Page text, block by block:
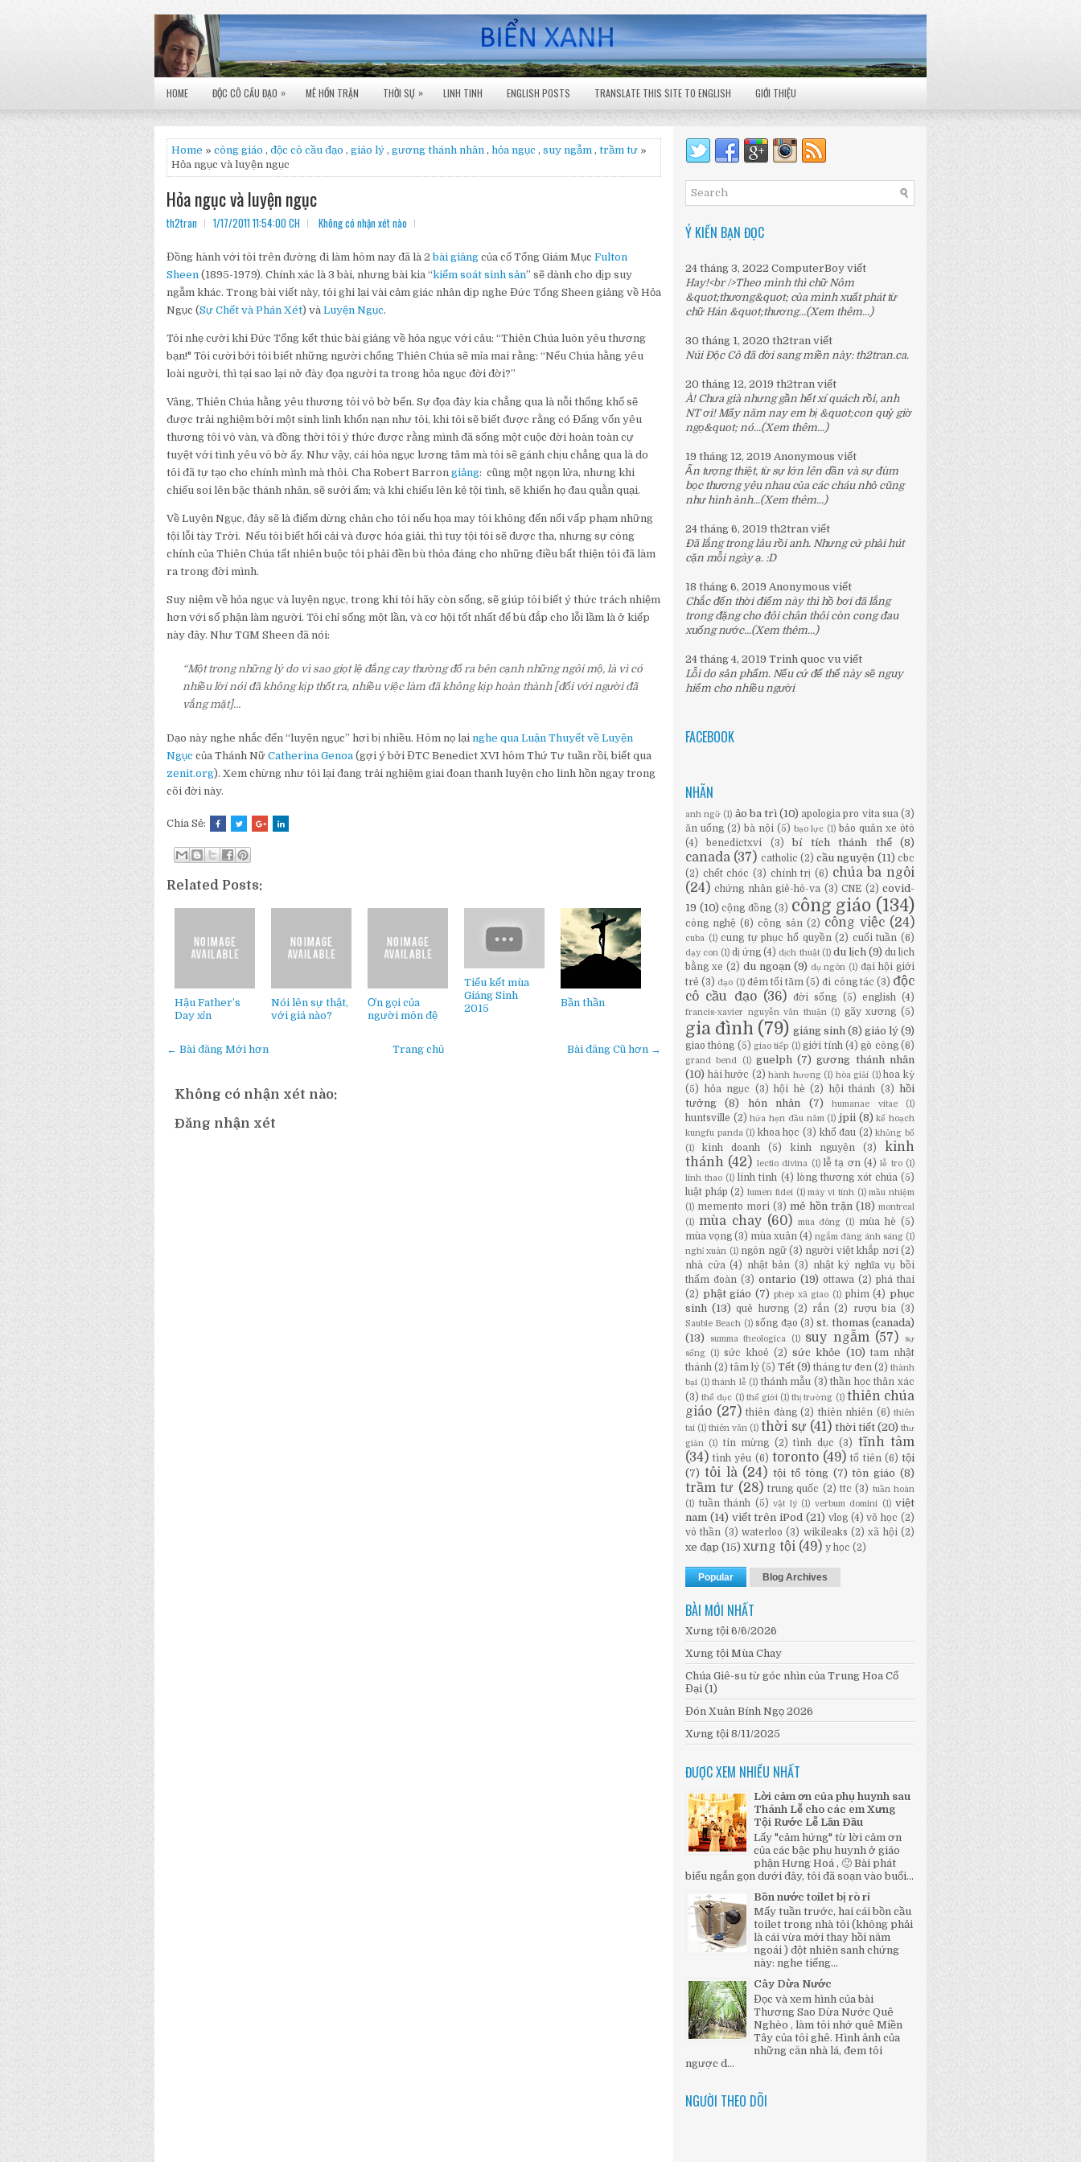
HOME ĐỘC CÔ CẦU ĐẠO » MÊ HỒN TRẬN THỜI SỰ » LINH TINH ENGLISH POSTS TRANSLATE THIS SITE TO ENGLISH GIỚI THIỆU
Home » công giáo , độc cô cầu đạo , giáo lý , gương thánh nhân , hỏa ngục , suy ngẫm , trầm tư »
Hỏa ngục và luyện ngục
Hỏa ngục và luyện ngục
th2tran 1/17/2011 11:54:00 CH Không có nhận xét nào
Đồng hành với tôi trên đường đi làm hôm nay đã là 2bài giảng của cố Tổng Giám Mục Fulton
Sheen (1895-1979). Chính xác là 3 bài, nhưng bài kia “kiểm soát sinh sản” sẽ dành cho dịp suy
ngẫm khác. Trong bài viết này, tôi ghi lại vài cảm giác nhân dịp nghe Đức Tổng Sheen giảng về Hỏa
Ngục (Sự Chết và Phán Xét) và Luyện Ngục.
Tôi nhẹ cười khi Đức Tổng kết thúc bài giảng về hỏa ngục với câu: “Thiên Chúa luôn yêu thương
bạn!" Tôi cười bởi tôi biết những người chống Thiên Chúa sẽ mỉa mai rằng: “Nếu Chúa hằng yêu
loài người, thì tại sao lại nở đày đọa người ta trong hỏa ngục đời đời?”
Vâng, Thiên Chúa hằng yêu thương tôi vô bờ bến. Sự đọa đày kia chẳng qua là nỗi thống khổ sẽ
được trải nghiệm bởi một sinh linh khốn nạn như tôi, khi tôi sẽ biết được rằng có Đấng vốn yêu
thương tôi vô vàn, và đồng thời tôi ý thức được rằng mình đã sống một cuộc đời hoàn toàn cự
tuyệt với tình yêu vô bờ ấy. Như vậy, cái hỏa ngục lương tâm mà tôi sẽ gánh chịu chẳng qua là do
tôi đã tự tạo cho chính mình mà thôi. Cha Robert Barron giảng: cũng một ngọn lửa, nhưng khi
chiếu soi lên bậc thánh nhân, sẽ sưởi ấm; và khi chiếu lên kẻ tội tình, sẽ khiến họ đau quằn quại.
Về Luyện Ngục, đây sẽ là điểm dừng chân cho tôi nếu họa may tôi không đến nổi vấp phạm những
tội lỗi tày Trời. Nếu tôi biết hối cải và được hóa giải, thì tuy tội tôi sẽ được tha, nhưng sự công
chính của Thiên Chúa tất nhiên buộc tôi phải đền bù thỏa đáng cho những điều bất thiện tôi đã làm
ra trong đời mình.
Suy niệm về hỏa ngục và luyện ngục, trong khi tôi hãy còn sống, sẽ giúp tôi biết ý thức trách nhiệm
hơn với số phận làm người. Tôi chỉ sống một lần, và cơ hội tốt nhất để bù đắp cho lỗi lầm là ở kiếp
này đây. Như TGM Sheen đã nói:
“Một trong những lý do vì sao giọt lệ đắng cay thường đổ ra bên cạnh những ngôi mộ, là vì có
nhiều lời nói đã không kịp thốt ra, nhiều việc làm đã không kịp hoàn thành [đối với người đã
vắng mặt]…
Dạo này nghe nhắc đến “luyện ngục” hơi bị nhiều. Hôm nọ lại nghe qua Luận Thuyết về Luyện
Ngục của Thánh Nữ Catherina Genoa (gợi ý bởi ĐTC Benedict XVI hôm Thứ Tư tuần rồi, biết qua
zenit.org). Xem chừng như tôi lại đang trải nghiệm giai đoạn thanh luyện cho linh hồn ngay trong
cõi đời này.
Chia Sẻ:
Related Posts:
Hậu Father’s
Day xỉn
Nói lên sự thật,
với giá nào?
Ơn gọi của
người môn đệ
Tiểu kết mùa
Giáng Sinh
2015
Bần thần
← Bài đăng Mới hơn Bài đăng Cũ hơn →
Trang chủ
Không có nhận xét nào:
Đăng nhận xét
Ý KIẾN BẠN ĐỌC
24 tháng 3, 2022 ComputerBoy viết
Hay!<br />Theo mình thì chữ Nôm
&quot;thương&quot; của mình xuất phát từ
chữ Hán &quot;thương...(Xem thêm...)
30 tháng 1, 2020 th2tran viết
Núi Độc Cô đã dời sang miền này: th2tran.ca.
20 tháng 12, 2019 th2tran viết
À! Chưa già nhưng gần hết xí quách rồi, anh
NT ơi! Mấy năm nay em bị &quot;con quỷ giờ
ngọ&quot; nó...(Xem thêm...)
19 tháng 12, 2019 Anonymous viết
Ấn tượng thiệt, từ sự lớn lên dần và sự đùm
bọc thương yêu nhau của các cháu nhỏ cũng
như hình ảnh...(Xem thêm...)
24 tháng 6, 2019 th2tran viết
Đã lắng trong lâu rồi anh. Nhưng cứ phải hút
cặn mỗi ngày ạ. :D
18 tháng 6, 2019 Anonymous viết
Chắc đến thời điểm này thì hồ bơi đã lắng
trong đặng cho đôi chân thôi còn cong đau
xuống nước...(Xem thêm...)
24 tháng 4, 2019 Trinh quoc vu viết
Lỗi do sản phẩm. Nếu cứ để thế này sẽ nguy
hiểm cho nhiều người
FACEBOOK
NHÃN
anh ngữ (1) ảo ba trì (10) apologia pro vita sua (3)
ăn uống (2) bà nội (5) bạo lực (1) bảo quản xe ôtô
(4)
benedictxvi (3) bí tích thánh thể (8)
canada (37) catholic (2) cầu nguyện (11) cbc
(2) chết chóc (3) chính trị (6) chúa ba ngôi
(24) chứng nhân giê-hô-va (3) CNE (2) covid-
19 (10) cộng đồng (3) công giáo (134)
công nghệ (6) cộng sản (2) công việc (24)
cuba (1) cung tự phục hổ quyền (2) cuối tuần (6)
dạy con (1) dị ứng (4) dịch thuật (1) du lịch (9) du lịch
bằng xe (2) du ngoạn (9) dụ ngôn (1) đại hội giới
trẻ (3) đạo (1) đêm tối tăm (5) đi công tác (3) độc
cô cầu đạo (36) đời sống (5) english (4)
francis-xavier nguyễn văn thuận (1) gãy xương (5)
gia đình (79) giáng sinh (8) giáo lý (9)
giao thông (5) giao tiếp (1) giới tính (4) gò công (6)
grand bend (1) guelph (7) gương thánh nhân
(10) hài hước (2) hành hương (1) hòa giải (1) hoa kỳ
(5) hỏa ngục (3) hội hè (2) hội thánh (3) hồi
tưởng
(8) hôn nhân (7) humanae vitae (1)
huntsville (2) hứa hẹn đầu năm (1) jpii (8) kế hoạch
kungfu panda (1) khoa học (3) khổ đau (2) khủng bố
(1)
kinh doanh (5) kinh nguyện (3)
kinh
thánh (42) lectio divina (1) lễ tạ ơn (4) lễ tro (1)
linh thao (1) linh tinh (4) lòng thương xót chúa (5)
luật pháp (2) lumen fidei (1) máy vi tính (1) mầu nhiệm
(1) memento mori (3) mê hồn trận (18) montreal
(1) mùa chay (60) mùa đông (1) mùa hè (5)
mùa vọng (3) mùa xuân (4) ngắm đàng ánh sáng (1)
nghỉ xuân (1) ngôn ngữ (3) người việt khắp nơi (2)
nhà cửa (4) nhật bản (3) nhật ký nghĩa vụ bồi
thẩm đoàn (3) ontario (19) ottawa (2) phá thai
(2) phật giáo (7) phép xã giao (1) phim (4) phục
sinh (13) quê hương (2) rắn (2) rượu bia (3)
Sauble Beach (1) sống đạo (3) st. thomas (canada)
(13)
summa theologica (1) suy ngẫm (57)
sự
sống
(1) sức khoẻ (2) sức khỏe (10) tam nhật
thánh (2) tâm lý (5) Tết (9) tháng tư đen (2) thành
bại (1) thánh lễ (1) thánh mẫu (3) thần học thân xác
(3) thể dục (1) thế giới (1) thị trường (1) thiên chúa
giáo (27) thiên đàng (2) thiên nhiên (6) thiên
tai (1) thiên văn (1) thời sự (41) thời tiết (20) thư
giản
(1) tin mừng (2) tình dục (3) tĩnh tâm
(34) tình yêu (6) toronto (49) tổ tiên (6) tội
(7) tôi là (24) tội tổ tông (7) tôn giáo (8)
trầm tư (28) trung quốc (2) ttc (3) tuần hoàn
(1) tuần thánh (5) vật lý (1) verbum domini (1) việt
nam (14) viết trên iPod (21) vlog (4) võ học (2)
vô thần (3) waterloo (3) wikileaks (2) xã hội (2)
xe đạp (15) xưng tội (49) y học (2)
Popular Blog Archives
BÀI MỚI NHẤT
Xưng tội 6/6/2026
Xưng tội Mùa Chay
Chúa Giê-su từ góc nhìn của Trung Hoa Cổ
Đại (1)
Đón Xuân Bính Ngọ 2026
Xưng tội 8/11/2025
ĐƯỢC XEM NHIỀU NHẤT
Lời cảm ơn của phụ huynh sau
Thánh Lễ cho các em Xưng
Tội Rước Lễ Lần Đầu
Lấy "cảm hứng" từ lời cảm ơn
của các bậc phụ huynh ở giáo
phận Hưng Hoá , 🙂 Bài phát
biểu ngắn gọn dưới đây, tôi đã soạn vào buổi...
Bồn nước toilet bị rò rỉ
Mấy tuần trước, hai cái bồn cầu
toilet trong nhà tôi (không phải
là cái vừa mới thay hồi năm
ngoái ) đột nhiên sanh chứng
này: nghe tiếng...
Cây Dừa Nước
Đọc và xem hình của bài
Thương Sao Dừa Nước Quê
Nghèo , làm tôi nhớ quê Miền
Tây của tôi ghê. Hình ảnh của
những căn nhà lá, đem tôi
ngược d...
NGƯỜI THEO DÕI